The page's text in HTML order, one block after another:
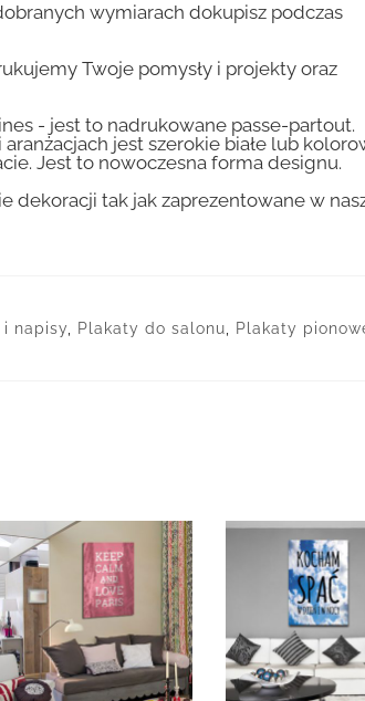
wymiarach dokupisz podczas
Twoje pomysły i projekty oraz
- jest to nadrukowane passe-partout.
jest szerokie białe lub
Jest to nowoczesna forma designu.
dekoracji tak jak zaprezentowane w
napisy, Plakaty do salonu, Plakaty